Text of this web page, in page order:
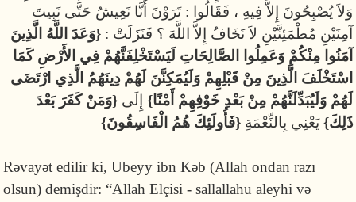
وَلاَ يُصْبِحُونَ إِلاَّ فِيهِ ، فَقَالُوا : تَرَوْنَ أَنَّا نَعِيشُ حَتَّى نَبِيتَ
آمِنَيْنِ مُطْمَئِنَّيْنِ لاَ نَخَافُ إِلاَّ اللَّهَ ؟ فَنَزَلَتْ :{وَعَدَ اللَّهُ الَّذِينَ
آمَنُوا مِنْكُمْ وَعَمِلُوا الصَّالِحَاتِ لَيَسْتَخْلِفَنَّهُمْ فِي الأَرْضِ كَمَا
اسْتَخْلَفَ الَّذِينَ مِنْ قَبْلِهِمْ وَلَيُمَكِنَّنَ لَهُمْ دِينَهُمُ الَّذِي ارْتَضَى
لَهُمْ وَلَيُبَدِّلَنَّهُمْ مِنْ بَعْدِ خَوْفِهِمْ أَمْنًا} إِلَى{وَمَنْ كَفَرَ بَعْدَ
ذَلِكَ}يَعْنِي بِالنِّعْمَةِ{فَأُولَئِكَ هُمُ الْفَاسِقُونَ}
Rəvayət edilir ki, Ubeyy ibn Kəb (Allah ondan razı
olsun) demişdir: “Allah Elçisi - sallallahu aleyhi və